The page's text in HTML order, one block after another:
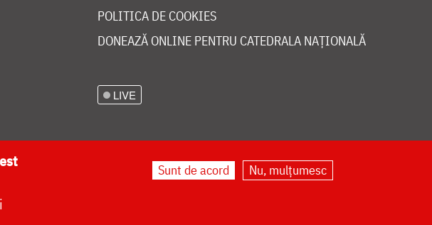
POLITICA DE COOKIES
DONEAZĂ ONLINE PENTRU CATEDRALA NAȚIONALĂ
LIVE
Sunt de acord Nu, mulțumesc